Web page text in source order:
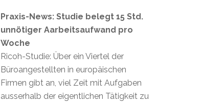
Praxis-News: Studie belegt 15 Std.
unnötiger Aarbeitsaufwand pro
Woche
Ricoh-Studie: Über ein Viertel der
Büroangestellten in europäischen
Firmen gibt an, viel Zeit mit Aufgaben
ausserhalb der eigentlichen Tätigkeit zu